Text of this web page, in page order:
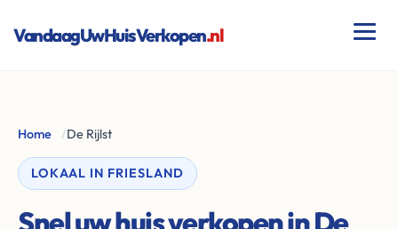
VandaagUwHuisVerkopen.nl
Home /De Rijlst
LOKAAL IN FRIESLAND
Snel uw huis verkopen in De